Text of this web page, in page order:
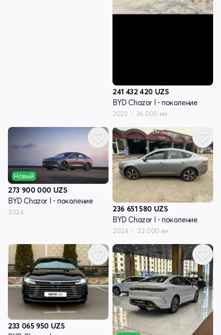
241 432 420 UZS
BYD Chazor I - поколение
2023 36 000 км
Новый
273 900 000 UZS
BYD Chazor I - поколение
2024 236 651 580 UZS
BYD Chazor I - поколение
2024 22 000 км
233 065 950 UZS